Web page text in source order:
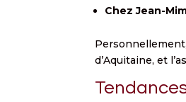
Chez Jean-
d’Aquitaine, et